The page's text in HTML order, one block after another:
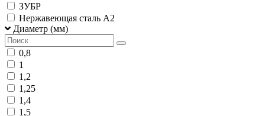
ЗУБР
Нержавеющая сталь А2
Диаметр (мм)
0,8
1
1,2
1,25
1,4
1,5